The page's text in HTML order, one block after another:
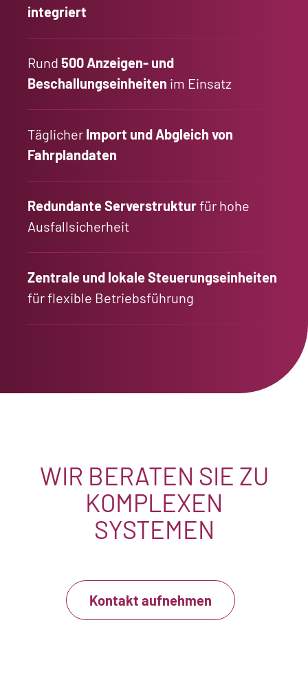
integriert
Rund 500 Anzeigen- und
Beschallungseinheiten im Einsatz
Täglicher Import und Abgleich von
Fahrplandaten
Redundante Serverstrukturfür hohe
Ausfallsicherheit
Zentrale und lokale Steuerungseinheiten
für flexible Betriebsführung
WIR BERATEN SIE ZU
KOMPLEXEN
SYSTEMEN
Kontakt aufnehmen